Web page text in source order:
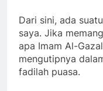
Dari sini, ada
saya. Jika
apa Imam Al-
mengutipnya
fadilah puasa.